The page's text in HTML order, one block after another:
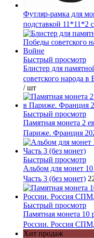
Футляр-рамка для
подставкой 11*11*2
Быстрый просмотр
Блистер для
советского народа
/ шт
Быстрый просмотр
Памятная монета 2
Париже. Франция
Быстрый просмотр
Альбом для монет
Часть 3 (без монет)
Быстрый просмотр
Памятная монета 10
России. Россия
Хит продаж